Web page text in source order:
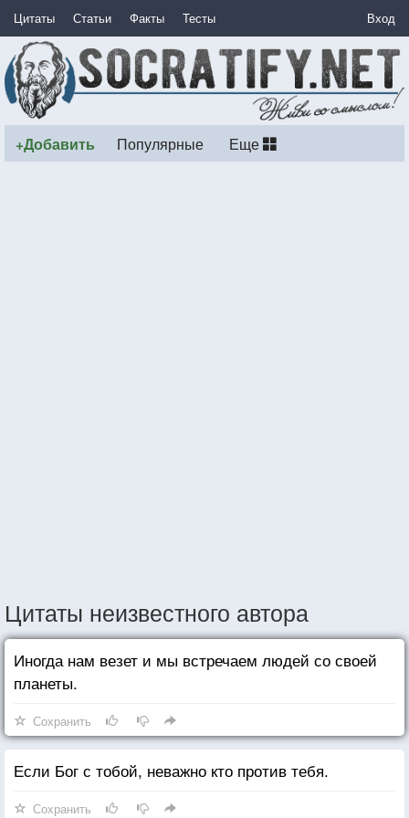
Цитаты Статьи Факты Тесты Вход
+Добавить Популярные Еще
Цитаты неизвестного автора
Иногда нам везет и мы встречаем людей со своей
планеты.
Сохранить
Если Бог с тобой, неважно кто против тебя.
Сохранить